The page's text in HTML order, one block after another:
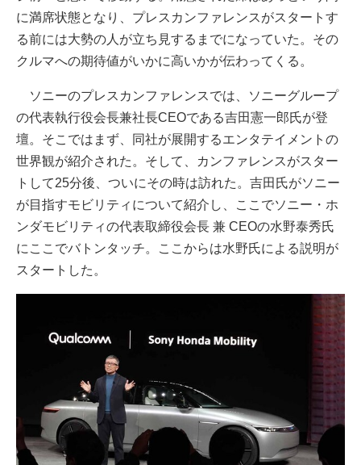
に満席状態となり、プレスカンファレンスがスタートす
る前には大勢の人が立ち見するまでになっていた。その
クルマへの期待値がいかに高いかが伝わってくる。
ソニーのプレスカンファレンスでは、ソニーグループ
の代表執行役会長兼社長CEOである吉田憲一郎氏が登
壇。そこではまず、同社が展開するエンタテイメントの
世界観が紹介された。そして、カンファレンスがスター
トして25分後、ついにその時は訪れた。吉田氏がソニー
が目指すモビリティについて紹介し、ここでソニー・ホ
ンダモビリティの代表取締役会長 兼 CEOの水野泰秀氏
にここでバトンタッチ。ここからは水野氏による説明が
スタートした。